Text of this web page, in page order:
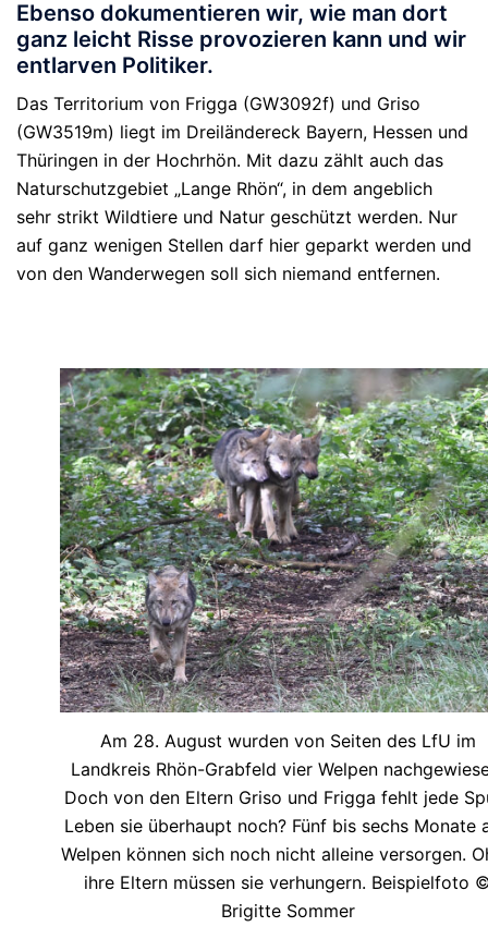
Ebenso dokumentieren wir, wie man dort
ganz leicht Risse provozieren kann und wir
entlarven Politiker.
Das Territorium von Frigga (GW3092f) und Griso
(GW3519m) liegt im Dreiländereck Bayern, Hessen und
Thüringen in der Hochrhön. Mit dazu zählt auch das
Naturschutzgebiet „Lange Rhön“, in dem angeblich
sehr strikt Wildtiere und Natur geschützt werden. Nur
auf ganz wenigen Stellen darf hier geparkt werden und
von den Wanderwegen soll sich niemand entfernen.
Am 28. August wurden von Seiten des LfU im
Landkreis Rhön-Grabfeld vier Welpen
Doch von den Eltern Griso und Frigga fehlt jede
Leben sie überhaupt noch? Fünf bis sechs Monate
Welpen können sich noch nicht alleine versorgen.
ihre Eltern müssen sie verhungern. Beispielfoto
Brigitte Sommer